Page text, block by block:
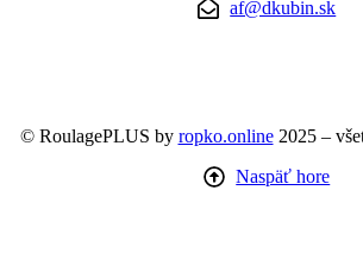
af@dkubin.sk
© RoulagePLUS by ropko.online2025 –
Naspäť hore